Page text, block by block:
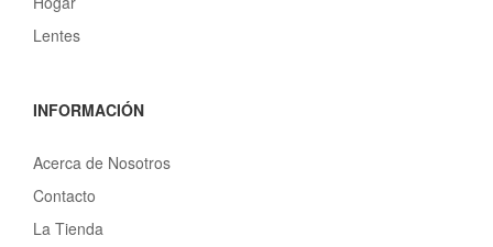
Lentes
INFORMACIÓN
Acerca de Nosotros
Contacto
La Tienda